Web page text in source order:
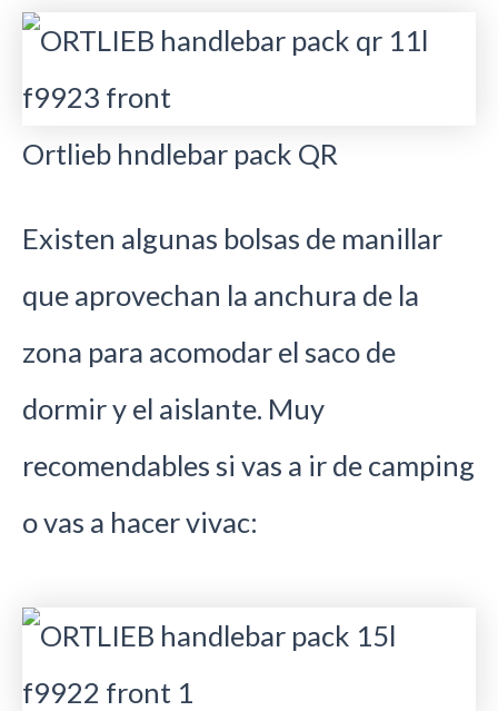
Ortlieb hndlebar pack QR
Existen algunas bolsas de manillar
que aprovechan la anchura de la
zona para acomodar el saco de
dormir y el aislante. Muy
recomendables si vas a ir de camping
o vas a hacer vivac: